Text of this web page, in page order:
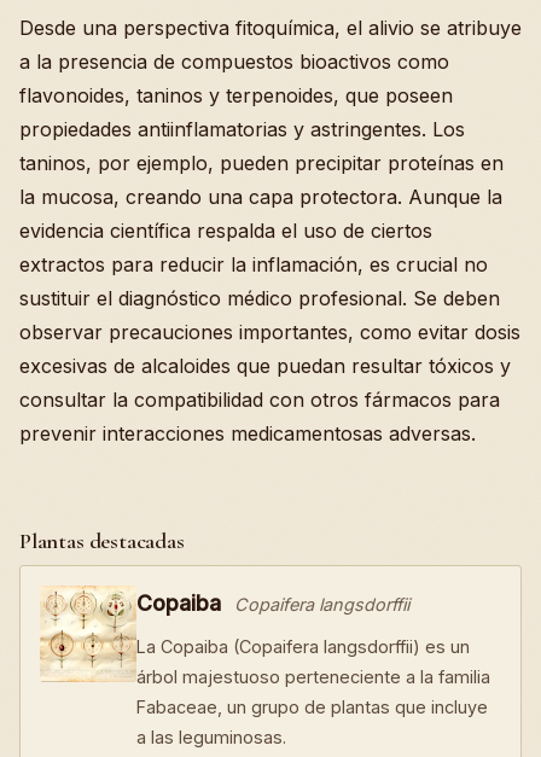
Desde una perspectiva fitoquímica, el alivio se atribuye
a la presencia de compuestos bioactivos como
flavonoides, taninos y terpenoides, que poseen
propiedades antiinflamatorias y astringentes. Los
taninos, por ejemplo, pueden precipitar proteínas en
la mucosa, creando una capa protectora. Aunque la
evidencia científica respalda el uso de ciertos
extractos para reducir la inflamación, es crucial no
sustituir el diagnóstico médico profesional. Se deben
observar precauciones importantes, como evitar dosis
excesivas de alcaloides que puedan resultar tóxicos y
consultar la compatibilidad con otros fármacos para
prevenir interacciones medicamentosas adversas.
Plantas destacadas
Copaiba Copaifera langsdorffii
La Copaiba (Copaifera langsdorffii) es un
árbol majestuoso perteneciente a la familia
Fabaceae, un grupo de plantas que incluye
a las leguminosas.